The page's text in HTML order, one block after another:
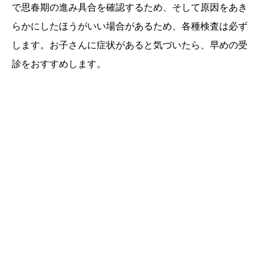
で思春期の進み具合を確認するため、そして原因をあき
らかにしたほうがいい場合があるため、各種検査は必ず
します。お子さんに症状があると気づいたら、早めの受
診をおすすめします。